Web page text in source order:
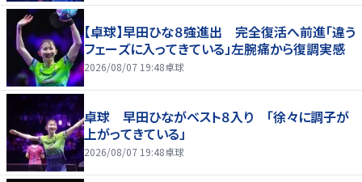
【卓球】早田ひな８強進出 完全復活へ前進「違う
フェーズに入ってきている」左腕痛から復調実感
2026/08/07 19:48卓球
卓球 早田ひながベスト８入り 「徐々に調子が
上がってきている」
2026/08/07 19:48卓球